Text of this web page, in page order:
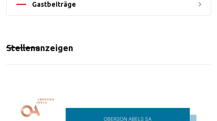
Gastbeiträge
Stellenanzeigen